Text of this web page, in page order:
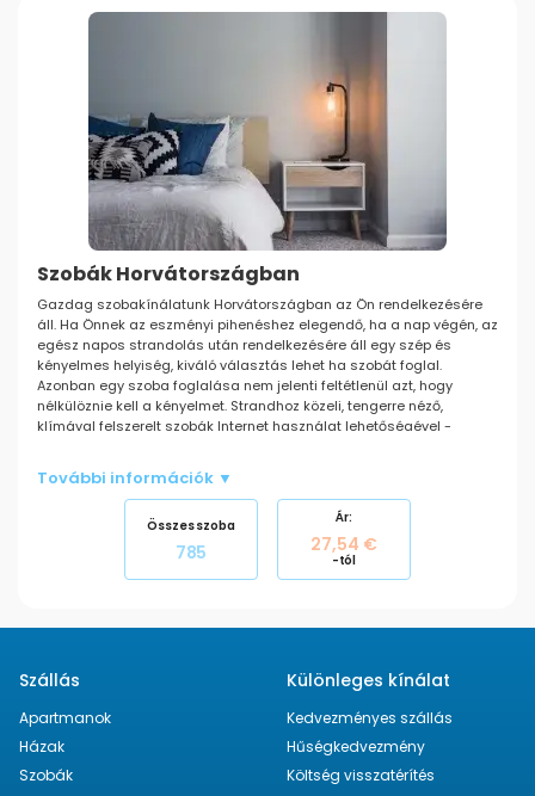
Szobák Horvátországban
Gazdag szobakínálatunk Horvátországban az Ön rendelkezésére
áll. Ha Önnek az eszményi pihenéshez elegendő, ha a nap végén, az
egész napos strandolás után rendelkezésére áll egy szép és
kényelmes helyiség, kiváló választás lehet ha szobát foglal.
Azonban egy szoba foglalása nem jelenti feltétlenül azt, hogy
nélkülöznie kell a kényelmet. Strandhoz közeli, tengerre néző,
klímával felszerelt szobák Internet használat lehetőségével -
Nézze meg akülönleges ajánlatainkat
kedvező áron.
További információk ▼
Összes szoba
785
Ár:
27,54 €
-tól
Szállás
Apartmanok
Házak
Szobák
Különleges kínálat
Kedvezményes szállás
Hűségkedvezmény
Költség visszatérítés